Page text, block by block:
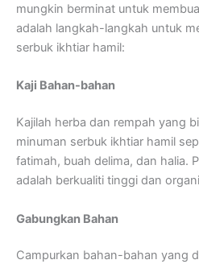
mungkin berminat untuk
adalah langkah-langkah untuk
serbuk ikhtiar hamil:
Kaji Bahan-bahan
Kajilah herba dan rempah yang
minuman serbuk ikhtiar hamil
fatimah, buah delima, dan halia.
adalah berkualiti tinggi dan
Gabungkan Bahan
Campurkan bahan-bahan yang